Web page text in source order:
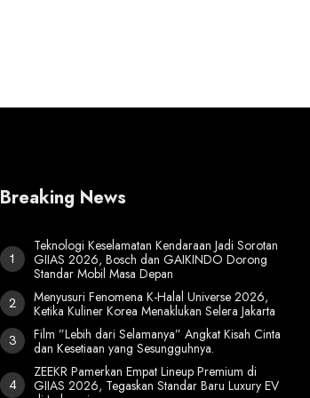
Breaking News
Teknologi Keselamatan Kendaraan Jadi Sorotan
GIIAS 2026, Bosch dan GAIKINDO Dorong
Standar Mobil Masa Depan
Menyusuri Fenomena K-Halal Universe 2026,
Ketika Kuliner Korea Menaklukan Selera Jakarta
Film ”Lebih dari Selamanya” Angkat Kisah Cinta
dan Kesetiaan yang Sesungguhnya.
ZEEKR Pamerkan Empat Lineup Premium di
GIIAS 2026, Tegaskan Standar Baru Luxury EV